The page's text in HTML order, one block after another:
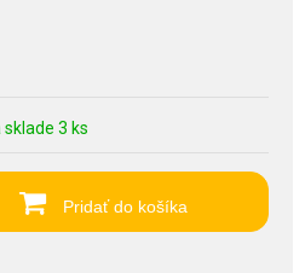
sklade 3 ks
Pridať do košíka